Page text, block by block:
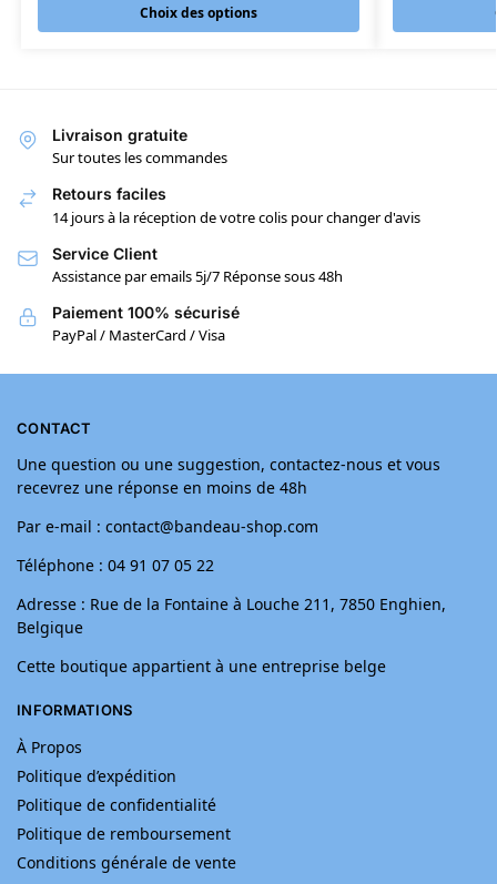
Choix des options
Livraison gratuite
Sur toutes les commandes
Retours faciles
14 jours à la réception de votre colis pour changer d'avis
Service Client
Assistance par emails 5j/7 Réponse sous 48h
Paiement 100% sécurisé
PayPal / MasterCard / Visa
CONTACT
Une question ou une suggestion, contactez-nous et vous
recevrez une réponse en moins de 48h
Par e-mail : contact@bandeau-shop.com
Téléphone : 04 91 07 05 22
Adresse : Rue de la Fontaine à Louche 211, 7850 Enghien,
Belgique
Cette boutique appartient à une entreprise belge
INFORMATIONS
À Propos
Politique d’expédition
Politique de confidentialité
Politique de remboursement
Conditions générale de vente